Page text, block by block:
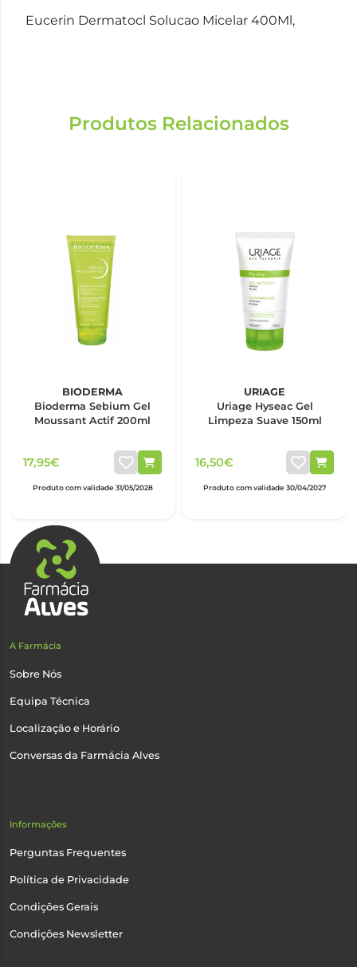
Eucerin Dermatocl Solucao Micelar 400Ml,
Produtos Relacionados
BIODERMA
Bioderma Sebium Gel
Moussant Actif 200ml
17,95€
Produto com validade 31/05/2028
URIAGE
Uriage Hyseac Gel
Limpeza Suave 150ml
16,50€
Produto com validade 30/04/2027
A Farmácia
Sobre Nós
Equipa Técnica
Localização e Horário
Conversas da Farmácia Alves
Informações
Perguntas Frequentes
Política de Privacidade
Condições Gerais
Condições Newsletter